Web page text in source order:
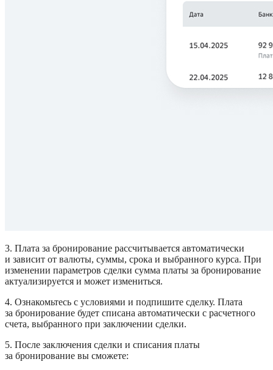
3. Плата за бронирование рассчитывается автоматически
и зависит от валюты, суммы, срока и выбранного курса. При
изменении параметров сделки сумма платы за бронирование
актуализируется и может измениться.
4. Ознакомьтесь с условиями и подпишите сделку. Плата
за бронирование будет списана автоматически с расчетного
счета, выбранного при заключении сделки.
5. После заключения сделки и списания платы
за бронирование вы сможете: